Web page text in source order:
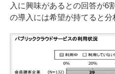
入に興味があるとの回答が6
の導入には希望が持てると分